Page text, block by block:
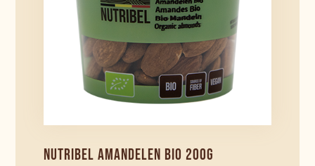
NUTRIBEL AMANDELEN BIO 200G